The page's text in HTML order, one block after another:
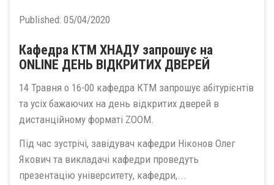
Published: 05/04/2020
Кафедра КТМ ХНАДУ запрошує на
ONLINE ДЕНЬ ВІДКРИТИХ ДВЕРЕЙ
14 Травня о 16-00 кафедра КТМ запрошує абітурієнтів
та усіх бажаючих на день відкритих дверей в
дистанційному форматі ZOOM.
Під час зустрічі, завідувач кафедри Ніконов Олег
Якович та викладачі кафедри проведуть
презентацію університету, кафедри,...